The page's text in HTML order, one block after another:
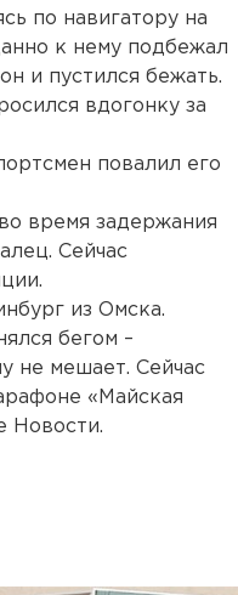
по навигатору на
к нему подбежал
и пустился бежать.
вдогонку за
повалил его
время задержания
Сейчас
из Омска.
бегом –
не мешает. Сейчас
«Майская
Новости.